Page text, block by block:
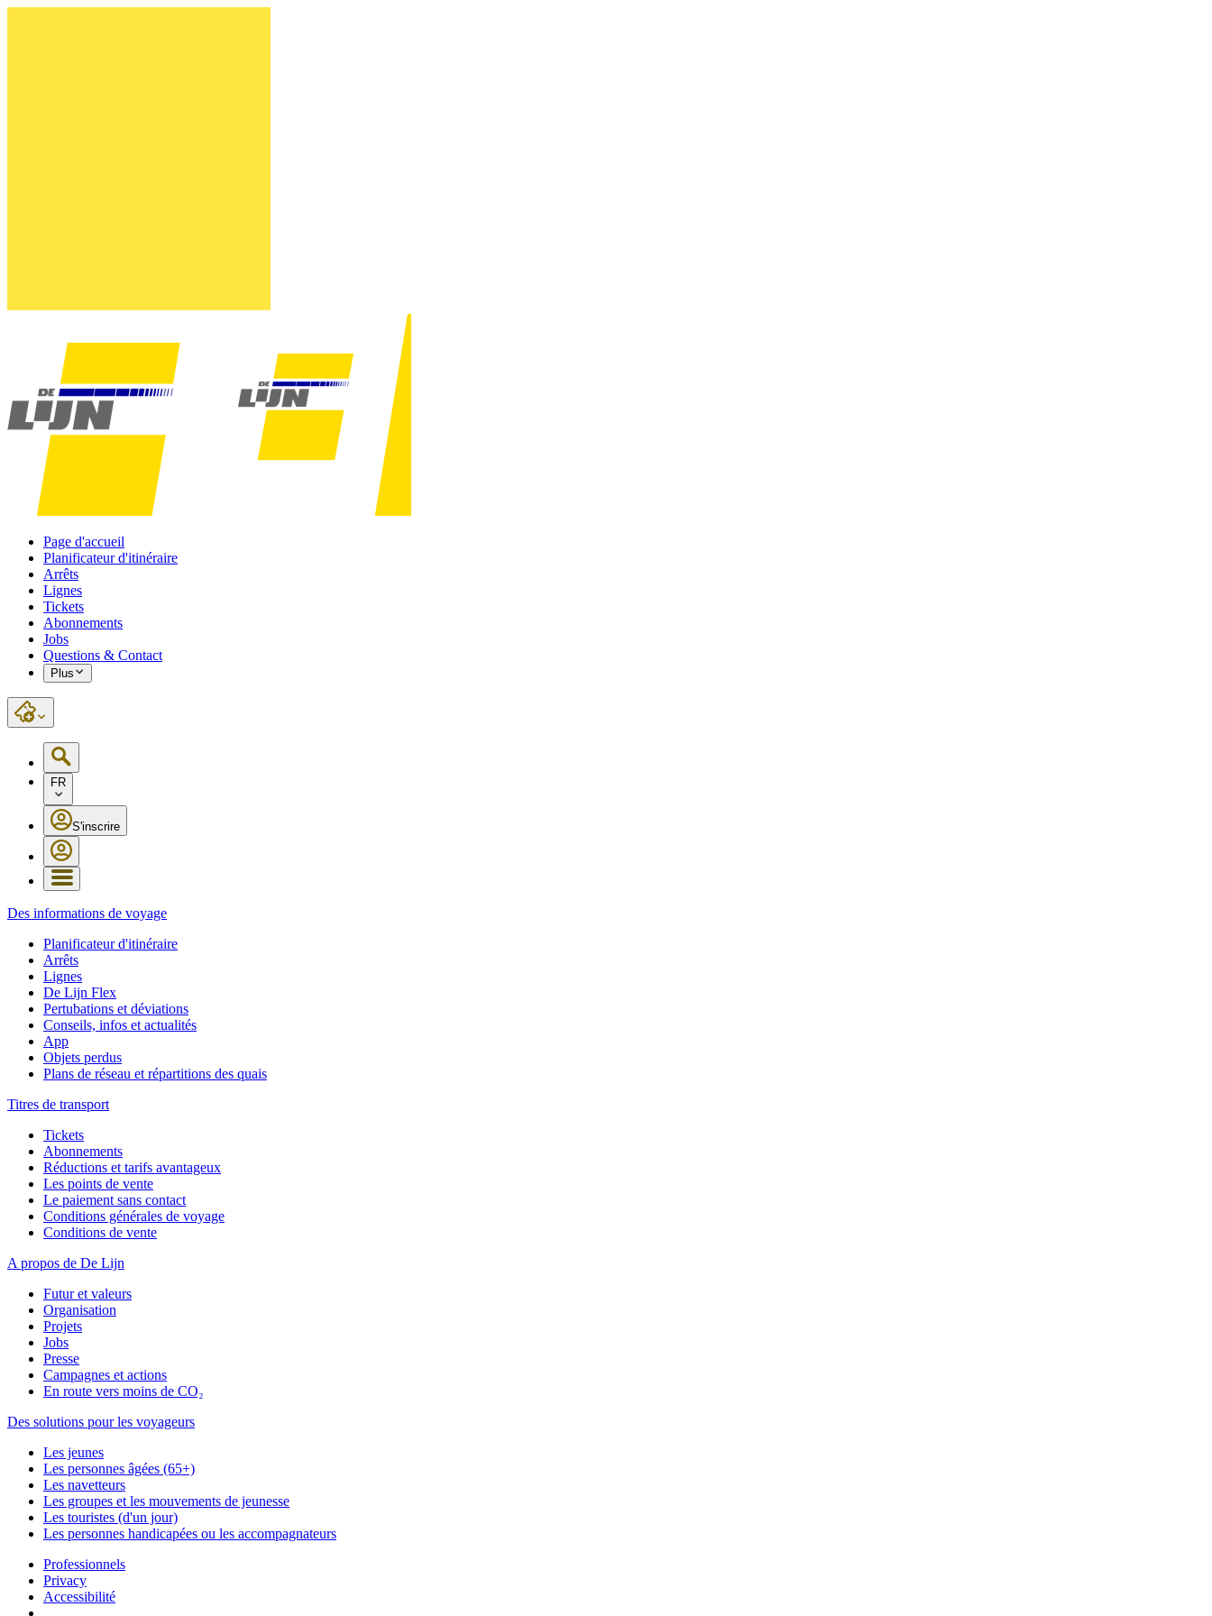
Page d'accueil
Planificateur d'itinéraire
Arrêts
Lignes
Tickets
Abonnements
Jobs
Questions & Contact
Plus
FR
S'inscrire
Des informations de voyage
Planificateur d'itinéraire
Arrêts
Lignes
De Lijn Flex
Pertubations et déviations
Conseils, infos et actualités
App
Objets perdus
Plans de réseau et répartitions des quais
Titres de transport
Tickets
Abonnements
Réductions et tarifs avantageux
Les points de vente
Le paiement sans contact
Conditions générales de voyage
Conditions de vente
A propos de De Lijn
Futur et valeurs
Organisation
Projets
Jobs
Presse
Campagnes et actions
En route vers moins de CO₂
Des solutions pour les voyageurs
Les jeunes
Les personnes âgées (65+)
Les navetteurs
Les groupes et les mouvements de jeunesse
Les touristes (d'un jour)
Les personnes handicapées ou les accompagnateurs
Professionnels
Privacy
Accessibilité